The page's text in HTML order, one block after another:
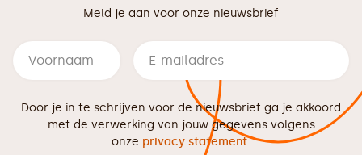
Meld je aan voor onze nieuwsbrief
Door je in te schrijven voor de nieuwsbrief ga je akkoord
met de verwerking van jouw gegevens volgens
onze privacy statement.